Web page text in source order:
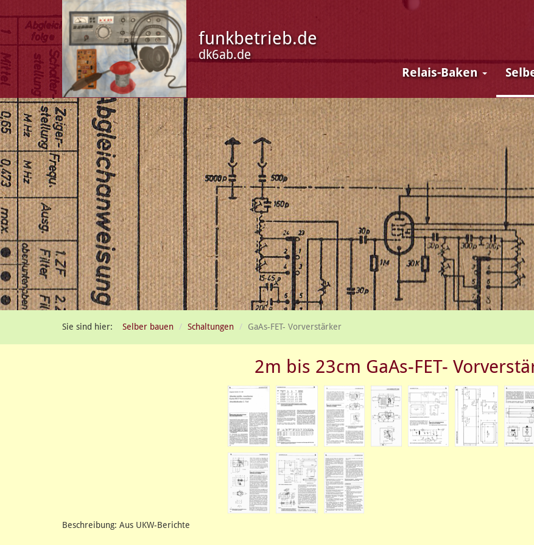
funkbetrieb.de
dk6ab.de
Relais-Baken
Sie sind hier: Selber bauen Schaltungen GaAs-FET- Vorverstärker
2m bis 23cm GaAs-FET-
Beschreibung: Aus UKW-Berichte